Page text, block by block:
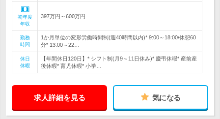
初年度
年収
397万円～600万円
勤務
時間
1か月単位の変形労働時間制(週40時間以内)* 9:00～18:00/休憩60
分* 13:00～22…
休日
休暇
【年間休日120日】* シフト制(月9～11日休み)* 慶弔休暇* 産前産
後休暇* 育児休暇* 小学…
求人詳細を見る 気になる